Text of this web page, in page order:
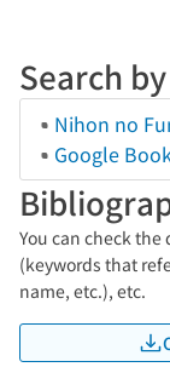
Search
Nihon no
Google
You can check
(keywords that
name, etc.), etc.